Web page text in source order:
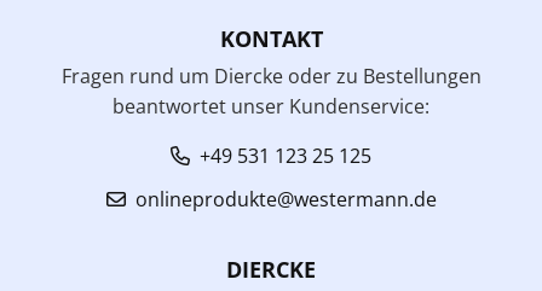
KONTAKT
Fragen rund um Diercke oder zu Bestellungen
beantwortet unser Kundenservice:
+49 531 123 25 125
onlineprodukte@westermann.de
DIERCKE